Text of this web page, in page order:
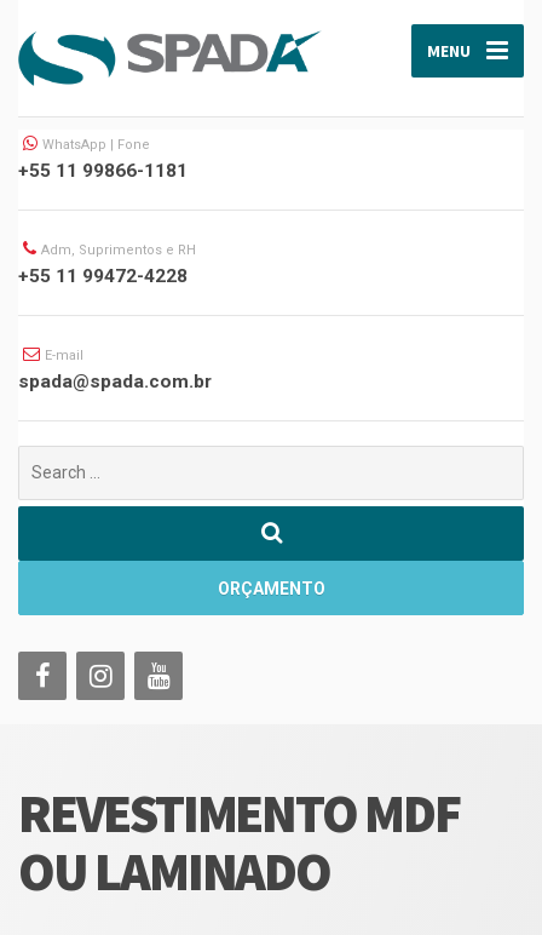
MENU
WhatsApp | Fone
+55 11 99866-1181
Adm, Suprimentos e RH
+55 11 99472-4228
E-mail
spada@spada.com.br
por:
ORÇAMENTO
REVESTIMENTO MDF
OU LAMINADO